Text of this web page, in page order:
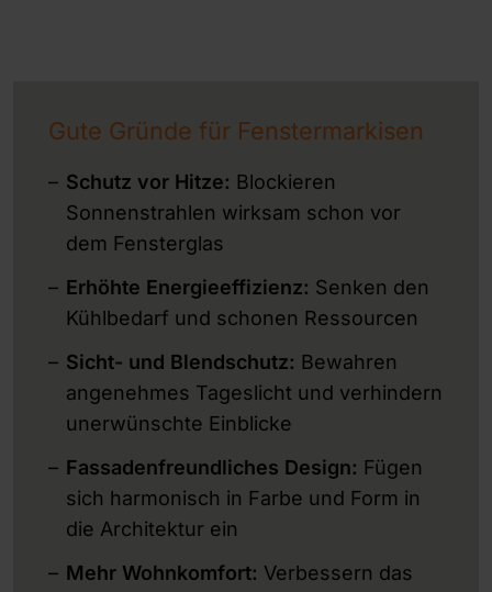
Gute Gründe für Fenstermarkisen
Schutz vor Hitze: Blockieren
Sonnenstrahlen wirksam schon vor
dem Fensterglas
Erhöhte Energieeffizienz: Senken den
Kühlbedarf und schonen Ressourcen
Sicht- und Blendschutz: Bewahren
angenehmes Tageslicht und verhindern
unerwünschte Einblicke
Fassadenfreundliches Design: Fügen
sich harmonisch in Farbe und Form in
die Architektur ein
Mehr Wohnkomfort: Verbessern das